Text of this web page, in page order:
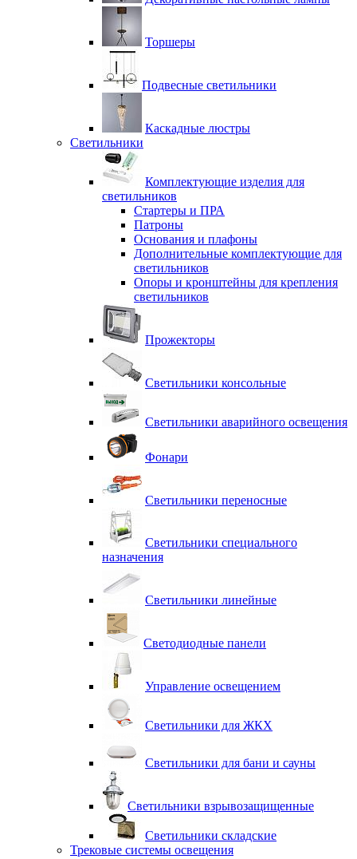
Торшеры
Подвесные светильники
Каскадные люстры
Светильники
Комплектующие изделия для
светильников
Стартеры и ПРА
Патроны
Основания и плафоны
Дополнительные комплектующие для
светильников
Опоры и кронштейны для крепления
светильников
Прожекторы
Светильники консольные
Светильники аварийного освещения
Фонари
Светильники переносные
Светильники специального
назначения
Светильники линейные
Светодиодные панели
Управление освещением
Светильники для ЖКХ
Светильники для бани и сауны
Светильники взрывозащищенные
Светильники складские
Трековые системы освещения